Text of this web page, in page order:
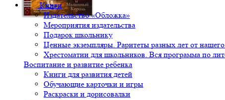
Книги
Издательство «Обложка»
Мероприятия издательства
Подарок школьнику
Ценные экземпляры. Раритеты разных лет от нашего
Хрестоматии для школьников. Вся программа по
Воспитание и развитие ребенка
Книги для развития детей
Обучающие карточки и игры
Раскраски и дорисовалки